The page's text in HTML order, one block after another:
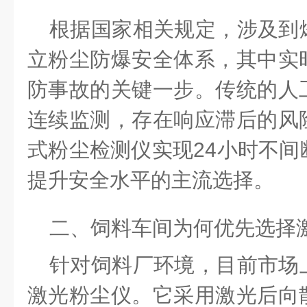
根据国家相关规定，涉及
立粉尘防爆安全体系，其中
防事故的关键一步。传统的
连续监测，存在响应滞后的
式粉尘检测仪实现24小时不间
提升安全水平的主流选择。
二、 饲料车间为何优先选择
针对饲料厂环境，目前市场
激光粉尘仪。它采用激光后